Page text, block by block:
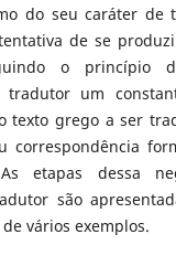
do seu caráter de
de se
o princípio
um
texto grego a ser
correspondência
etapas dessa
são
vários exemplos.